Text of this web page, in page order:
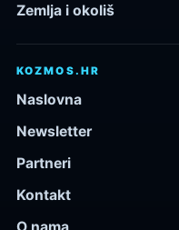
Zemlja i okoliš
KOZMOS.HR
Naslovna
Newsletter
Partneri
Kontakt
O nama